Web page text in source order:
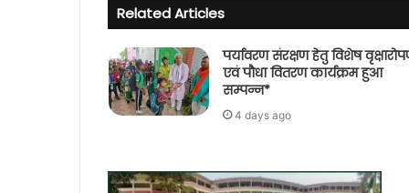
Related Articles
पर्यावरण संरक्षण हेतु विशेष
एवं पौधा वितरण कार्यक्रम हुआ
सम्पन्न*
4 days ago